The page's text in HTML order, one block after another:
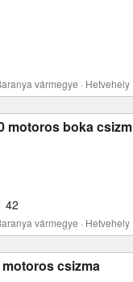
vármegye · Hetvehely
motoros boka csizm
42
vármegye · Hetvehely
csizma